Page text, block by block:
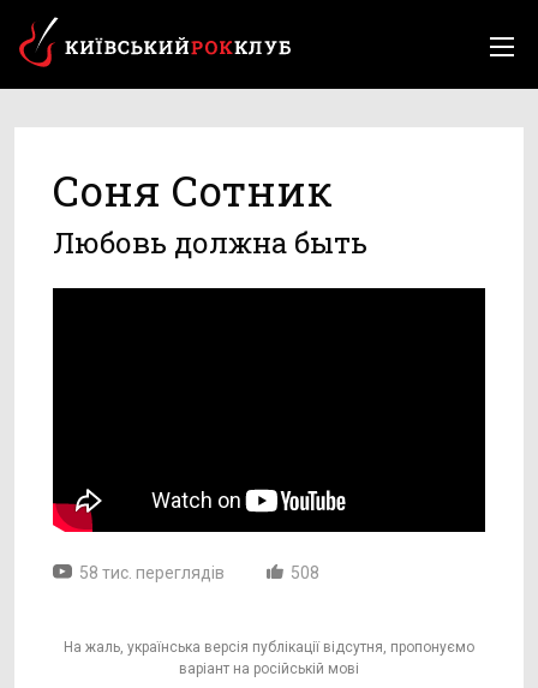
Соня Сотник
Любовь должна быть
58 тис. переглядів 508
На жаль, українська версія публікації відсутня, пропонуємо
варіант на російській мові